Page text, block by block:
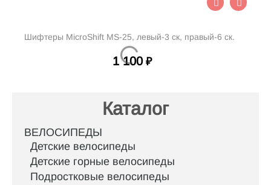
Шифтеры MicroShift MS-25, левый-3 ск, правый-6 ск.
1 100 ₽
Каталог
ВЕЛОСИПЕДЫ
Детские велосипеды
Детские горные велосипеды
Подростковые велосипеды